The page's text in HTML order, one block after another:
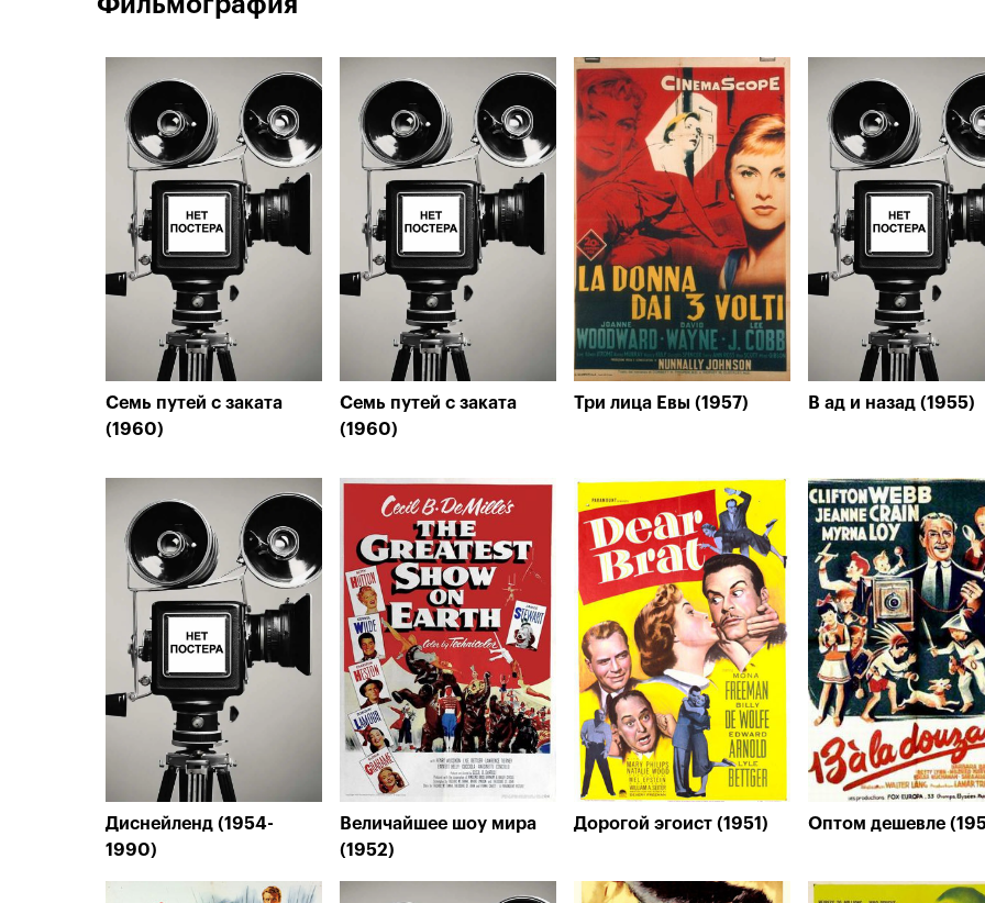
Семь путей с заката
(1960)
Семь путей с заката
(1960)
Три лица Евы (1957) В ад и назад (1955)
Диснейленд (1954-
1990)
Величайшее шоу мира
(1952)
Дорогой эгоист (1951) Оптом дешевле